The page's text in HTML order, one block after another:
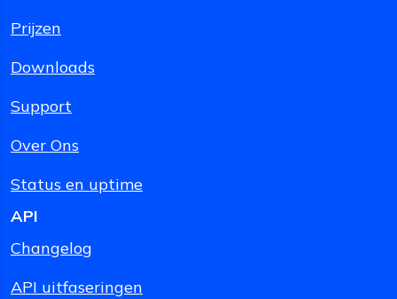
Prijzen
Downloads
Support
Over Ons
Status en uptime
API
Changelog
API uitfaseringen